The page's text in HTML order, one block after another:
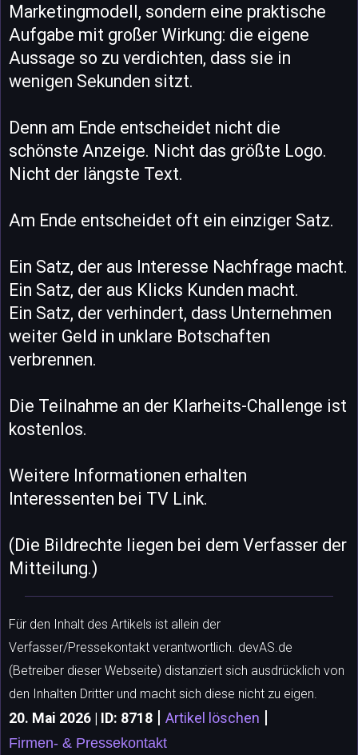
Marketingmodell, sondern eine praktische
Aufgabe mit großer Wirkung: die eigene
Aussage so zu verdichten, dass sie in
wenigen Sekunden sitzt.
Denn am Ende entscheidet nicht die
schönste Anzeige. Nicht das größte Logo.
Nicht der längste Text.
Am Ende entscheidet oft ein einziger Satz.
Ein Satz, der aus Interesse Nachfrage macht.
Ein Satz, der aus Klicks Kunden macht.
Ein Satz, der verhindert, dass Unternehmen
weiter Geld in unklare Botschaften
verbrennen.
Die Teilnahme an der Klarheits-Challenge ist
kostenlos.
Weitere Informationen erhalten
Interessenten bei TV Link.
(Die Bildrechte liegen bei dem Verfasser der
Mitteilung.)
Für den Inhalt des Artikels ist allein der
Verfasser/Pressekontakt verantwortlich. devAS.de
(Betreiber dieser Webseite) distanziert sich ausdrücklich von
den Inhalten Dritter und macht sich diese nicht zu eigen.
20. Mai 2026 | ID: 8718 | Artikel löschen |
Firmen- & Pressekontakt